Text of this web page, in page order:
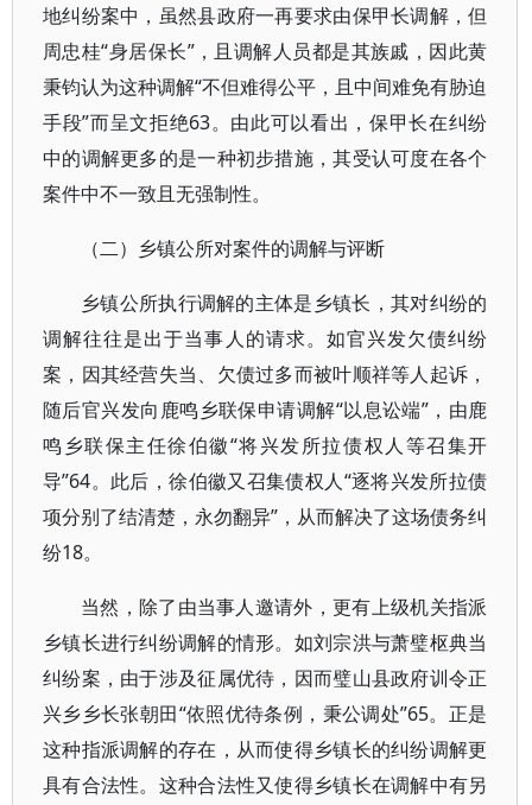
地纠纷案中，虽然县政府一再要求由保甲长调解，但
周忠桂“身居保长”，且调解人员都是其族戚，因此黄
秉钧认为这种调解“不但难得公平，且中间难免有胁迫
手段”而呈文拒绝63。由此可以看出，保甲长在纠纷
中的调解更多的是一种初步措施，其受认可度在各个
案件中不一致且无强制性。
（二）乡镇公所对案件的调解与评断
乡镇公所执行调解的主体是乡镇长，其对纠纷的
调解往往是出于当事人的请求。如官兴发欠债纠纷
案，因其经营失当、欠债过多而被叶顺祥等人起诉，
随后官兴发向鹿鸣乡联保申请调解“以息讼端”，由鹿
鸣乡联保主任徐伯徽“将兴发所拉债权人等召集开
导”64。此后，徐伯徽又召集债权人“逐将兴发所拉债
项分别了结清楚，永勿翻异”，从而解决了这场债务纠
纷18。
当然，除了由当事人邀请外，更有上级机关指派
乡镇长进行纠纷调解的情形。如刘宗洪与萧璧枢典当
纠纷案，由于涉及征属优待，因而璧山县政府训令正
兴乡乡长张朝田“依照优待条例，秉公调处”65。正是
这种指派调解的存在，从而使得乡镇长的纠纷调解更
具有合法性。这种合法性又使得乡镇长在调解中有另